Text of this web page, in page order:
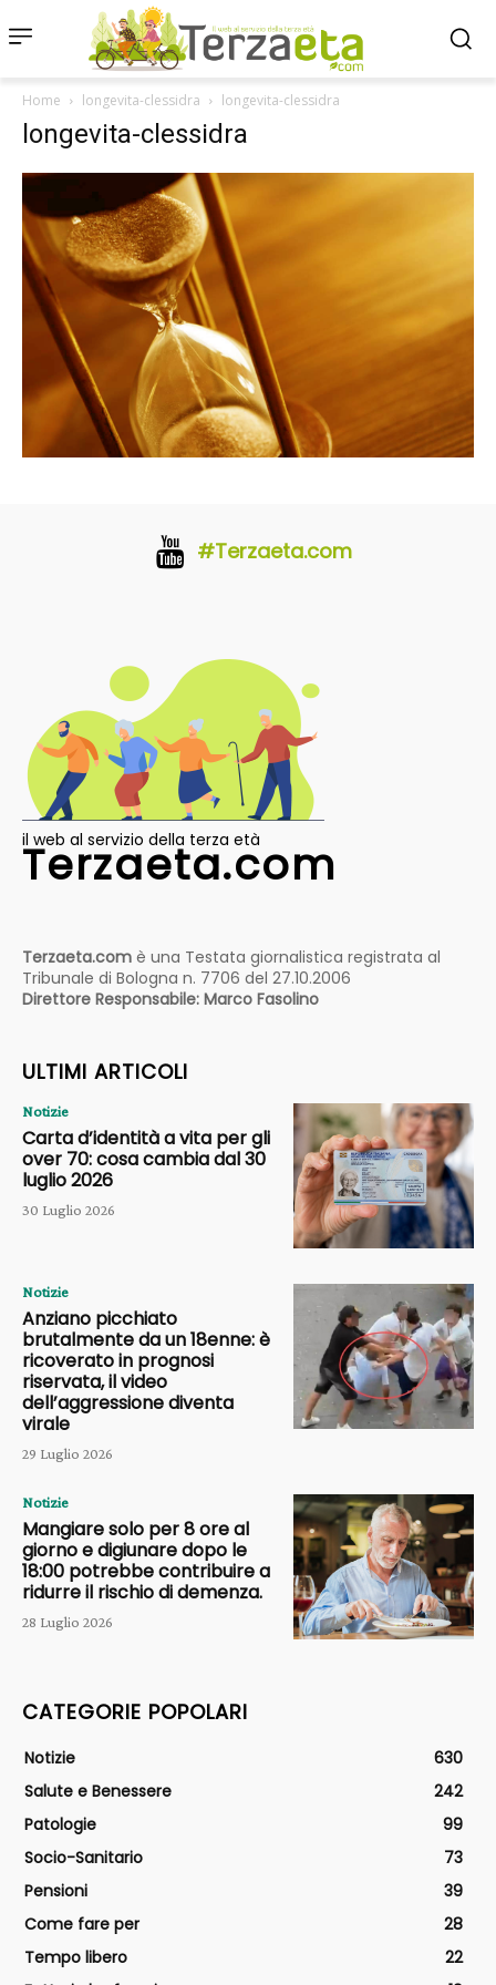
Home longevita-clessidra longevita-clessidra
longevita-clessidra
#Terzaeta.com
il web al servizio della terza età
Terzaeta.com
Terzaeta.com è una Testata giornalistica registrata al
Tribunale di Bologna n. 7706 del 27.10.2006
Direttore Responsabile: Marco Fasolino
ULTIMI ARTICOLI
Notizie
Carta d’identità a vita per gli
over 70: cosa cambia dal 30
luglio 2026
30 Luglio 2026
Notizie
Anziano picchiato
brutalmente da un 18enne: è
ricoverato in prognosi
riservata, il video
dell’aggressione diventa
virale
29 Luglio 2026
Notizie
Mangiare solo per 8 ore al
giorno e digiunare dopo le
18:00 potrebbe contribuire a
ridurre il rischio di demenza.
28 Luglio 2026
CATEGORIE POPOLARI
Notizie
630
Salute e Benessere
242
Patologie
99
Socio-Sanitario
73
Pensioni
39
Come fare per
28
Tempo libero
22